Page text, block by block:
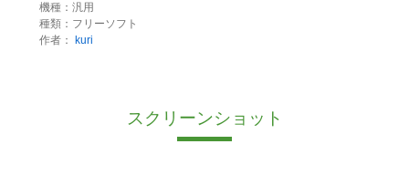
機種：汎用
種類：フリーソフト
作者：
kuri
スクリーンショット